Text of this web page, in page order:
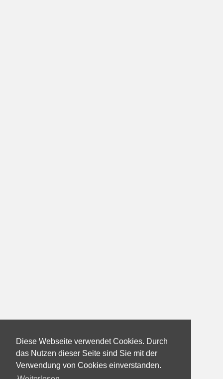
Diese Webseite verwendet Cookies. Durch
das Nutzen dieser Seite sind Sie mit der
Verwendung von Cookies einverstanden.